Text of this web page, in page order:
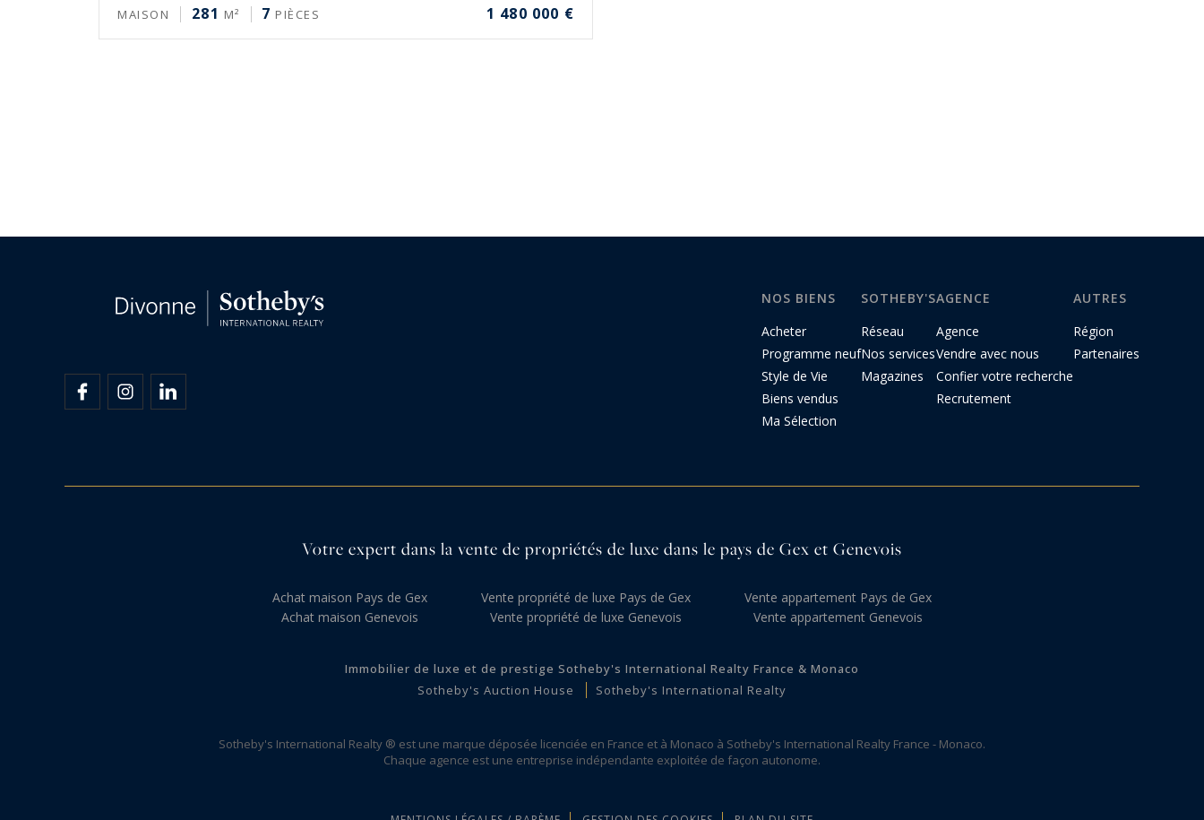
MAISON 281 M² 7 PIÈCES 1 480 000 €
NOS BIENS
Acheter
Programme neuf
Style de Vie
Biens vendus
Ma Sélection
SOTHEBY'S
Réseau
Nos services
Magazines
AGENCE
Agence
Vendre avec nous
Confier votre recherche
Recrutement
AUTRES
Région
Partenaires
Votre expert dans la vente de propriétés de luxe dans le pays de Gex et Genevois
Achat maison Pays de Gex
Achat maison Genevois
Vente propriété de luxe Pays de Gex
Vente propriété de luxe Genevois
Vente appartement Pays de Gex
Vente appartement Genevois
Immobilier de luxe et de prestige Sotheby's International Realty France & Monaco
Sotheby's Auction House
Sotheby's International Realty
Sotheby's International Realty ® est une marque déposée licenciée en France et à Monaco à Sotheby's International Realty France - Monaco.
Chaque agence est une entreprise indépendante exploitée de façon autonome.